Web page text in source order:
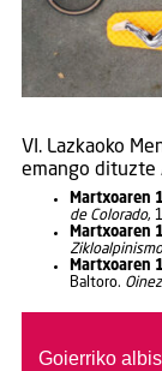
VI. Lazkaoko
emango dituzte
Martxoaren
de Colorado,
Martxoaren
Martxoaren
Baltoro.
Goierriko